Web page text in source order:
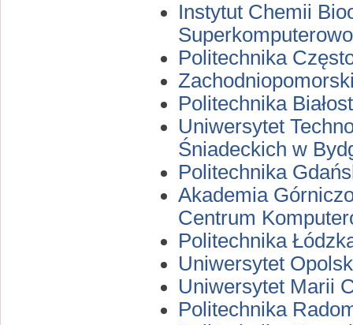
Instytut Chemii
Politechnika
Politechnika
Uniwersytet
Śniadeckich w
Politechnika
Akademia
Centrum
Politechnika
Uniwersytet
Uniwersytet Marii
Politechnika